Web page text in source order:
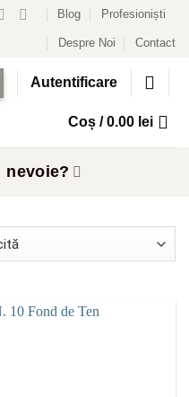
Blog Profesioniști
Despre Noi Contact
Autentificare
Coș /0.00 lei
nevoie?